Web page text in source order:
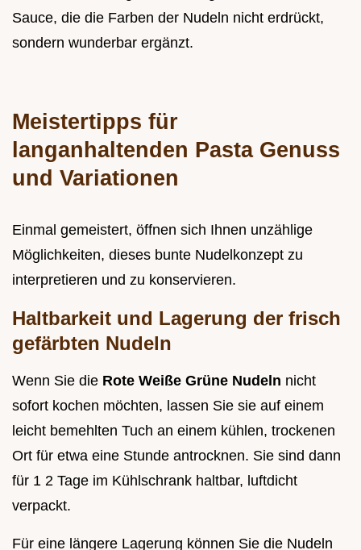
Sauce, die die Farben der Nudeln nicht erdrückt,
sondern wunderbar ergänzt.
Meistertipps für
langanhaltenden Pasta Genuss
und Variationen
Einmal gemeistert, öffnen sich Ihnen unzählige
Möglichkeiten, dieses bunte Nudelkonzept zu
interpretieren und zu konservieren.
Haltbarkeit und Lagerung der frisch
gefärbten Nudeln
Wenn Sie die Rote Weiße Grüne Nudeln nicht
sofort kochen möchten, lassen Sie sie auf einem
leicht bemehlten Tuch an einem kühlen, trockenen
Ort für etwa eine Stunde antrocknen. Sie sind dann
für 1 2 Tage im Kühlschrank haltbar, luftdicht
verpackt.
Für eine längere Lagerung können Sie die Nudeln